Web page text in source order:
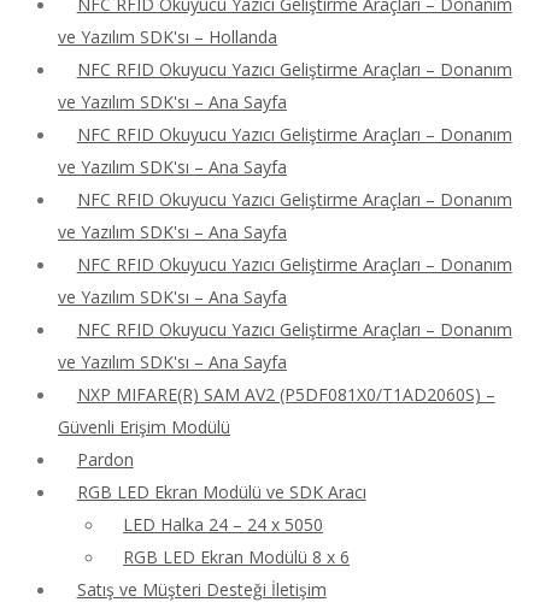
ve Yazılım SDK'sı – Hollanda
NFC RFID Okuyucu Yazıcı Geliştirme Araçları – Donanım
ve Yazılım SDK'sı – Ana Sayfa
NFC RFID Okuyucu Yazıcı Geliştirme Araçları – Donanım
ve Yazılım SDK'sı – Ana Sayfa
NFC RFID Okuyucu Yazıcı Geliştirme Araçları – Donanım
ve Yazılım SDK'sı – Ana Sayfa
NFC RFID Okuyucu Yazıcı Geliştirme Araçları – Donanım
ve Yazılım SDK'sı – Ana Sayfa
NFC RFID Okuyucu Yazıcı Geliştirme Araçları – Donanım
ve Yazılım SDK'sı – Ana Sayfa
NXP MIFARE(R) SAM AV2 (P5DF081X0/T1AD2060S) –
Güvenli Erişim Modülü
Pardon
RGB LED Ekran Modülü ve SDK Aracı
LED Halka 24 – 24 x 5050
RGB LED Ekran Modülü 8 x 6
Satış ve Müşteri Desteği İletişim